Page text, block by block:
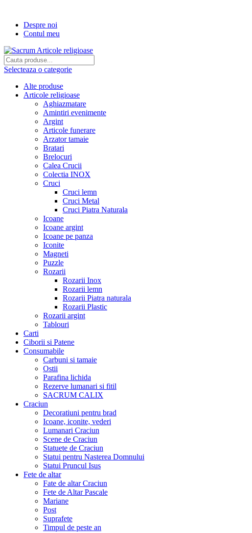
Despre noi
Contul meu
Selecteaza o categorie
Alte produse
Articole religioase
Aghiazmatare
Amintiri evenimente
Argint
Articole funerare
Arzator tamaie
Bratari
Brelocuri
Calea Crucii
Colectia INOX
Cruci
Cruci lemn
Cruci Metal
Cruci Piatra Naturala
Icoane
Icoane argint
Icoane pe panza
Iconite
Magneti
Puzzle
Rozarii
Rozarii Inox
Rozarii lemn
Rozarii Piatra naturala
Rozarii Plastic
Rozarii argint
Tablouri
Carti
Ciborii si Patene
Consumabile
Carbuni si tamaie
Ostii
Parafina lichida
Rezerve lumanari si fitil
SACRUM CALIX
Craciun
Decoratiuni pentru brad
Icoane, iconite, vederi
Lumanari Craciun
Scene de Craciun
Statuete de Craciun
Statui pentru Nasterea Domnului
Statui Pruncul Isus
Fete de altar
Fate de altar Craciun
Fete de Altar Pascale
Mariane
Post
Suprafete
Timpul de peste an